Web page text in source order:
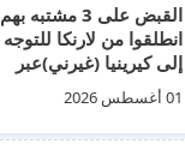
القبض على 3 مشتبه بهم
انطلقوا من لارنكا للتوجه
إلى كيرينيا (غيرني)عبر
تطبيق الملاحة.. انتهكوا
منطقة عسكرية محظورة
بقبرص التركية
01 أغسطس 2026